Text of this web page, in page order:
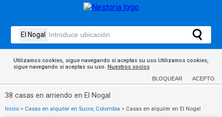
Utilizamos cookies, sigue navegando si aceptas su uso.Utilizamos cookies,
sigue navegando si aceptas su uso. Nuestros socios
BLOQUEAR ACEPTO
38 casas en arriendo en El Nogal
Inicio > Casas en alquiler en Sucre, Colombia > Casas en alquiler en El Nogal